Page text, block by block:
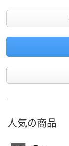
人気の商品